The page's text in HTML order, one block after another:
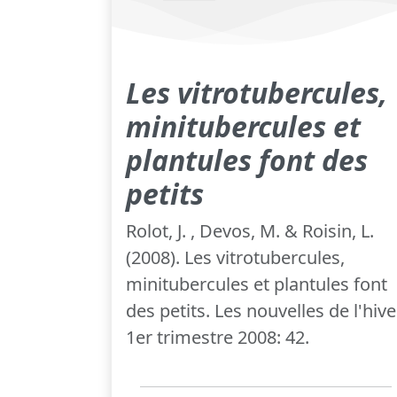
Les vitrotubercules,
minitubercules et
plantules font des
petits
Rolot, J. , Devos, M. & Roisin, L.
(2008). Les vitrotubercules,
minitubercules et plantules font
des petits. Les nouvelles de
1er trimestre 2008: 42.